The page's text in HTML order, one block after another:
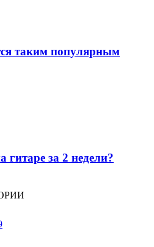
таким популярным
гитаре за 2 недели?